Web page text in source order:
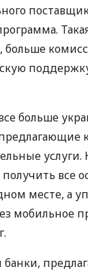
больше
больше
все
месте, а
мобильное